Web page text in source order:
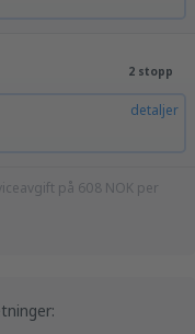
2 stopp
detaljer
på 608 NOK per